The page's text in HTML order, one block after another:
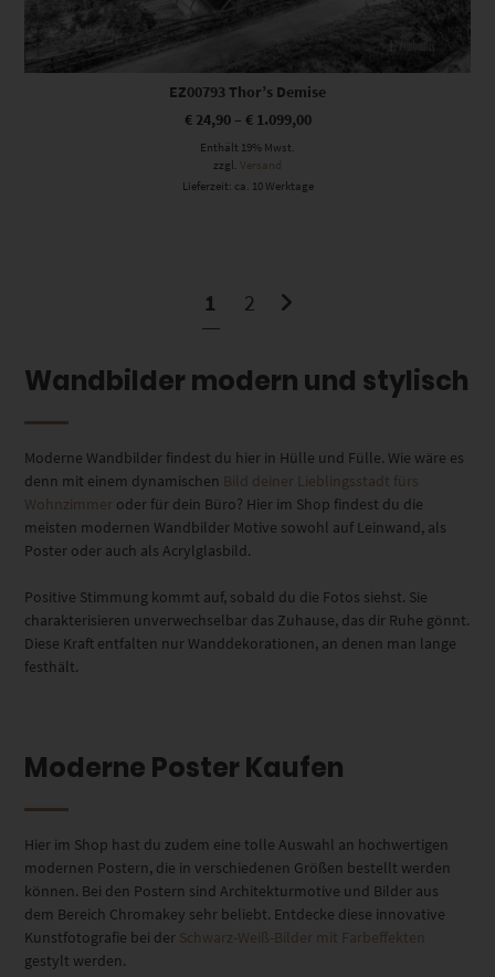
EZ00793 Thor’s Demise
€24,90– €1.099,00
Enthält 19% Mwst.
zzgl. Versand
Lieferzeit: ca. 10 Werktage
1 2
Wandbilder modern und stylisch
Moderne Wandbilder findest du hier in Hülle und Fülle. Wie wäre es
denn mit einem dynamischen Bild deiner Lieblingsstadt fürs
Wohnzimmer oder für dein Büro? Hier im Shop findest du die
meisten modernen Wandbilder Motive sowohl auf Leinwand, als
Poster oder auch als Acrylglasbild.
Positive Stimmung kommt auf, sobald du die Fotos siehst. Sie
charakterisieren unverwechselbar das Zuhause, das dir Ruhe gönnt.
Diese Kraft entfalten nur Wanddekorationen, an denen man lange
festhält.
Moderne Poster Kaufen
Hier im Shop hast du zudem eine tolle Auswahl an hochwertigen
modernen Postern, die in verschiedenen Größen bestellt werden
können. Bei den Postern sind Architekturmotive und Bilder aus
dem Bereich Chromakey sehr beliebt. Entdecke diese innovative
Kunstfotografie bei der Schwarz-Weiß-Bilder mit Farbeffekten
gestylt werden.